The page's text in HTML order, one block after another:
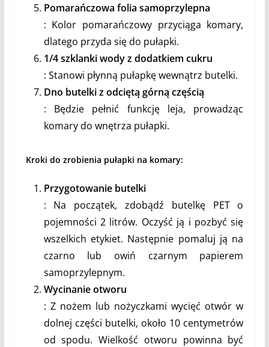
Pomarańczowa folia samoprzylepna
: Kolor pomarańczowy przyciąga komary,
dlatego przyda się do pułapki.
1/4 szklanki wody z dodatkiem cukru
: Stanowi płynną pułapkę wewnątrz butelki.
Dno butelki z odciętą górną częścią
: Będzie pełnić funkcję leja, prowadząc
komary do wnętrza pułapki.
Kroki do zrobienia pułapki na komary:
Przygotowanie butelki
: Na początek, zdobądź butelkę PET o
pojemności 2 litrów. Oczyść ją i pozbyć się
wszelkich etykiet. Następnie pomaluj ją na
czarno lub owiń czarnym papierem
samoprzylepnym.
Wycinanie otworu
: Z nożem lub nożyczkami wycięć otwór w
dolnej części butelki, około 10 centymetrów
od spodu. Wielkość otworu powinna być